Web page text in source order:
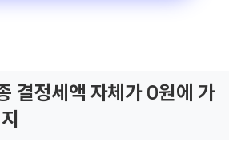
결정세액 자체가 0원에 가